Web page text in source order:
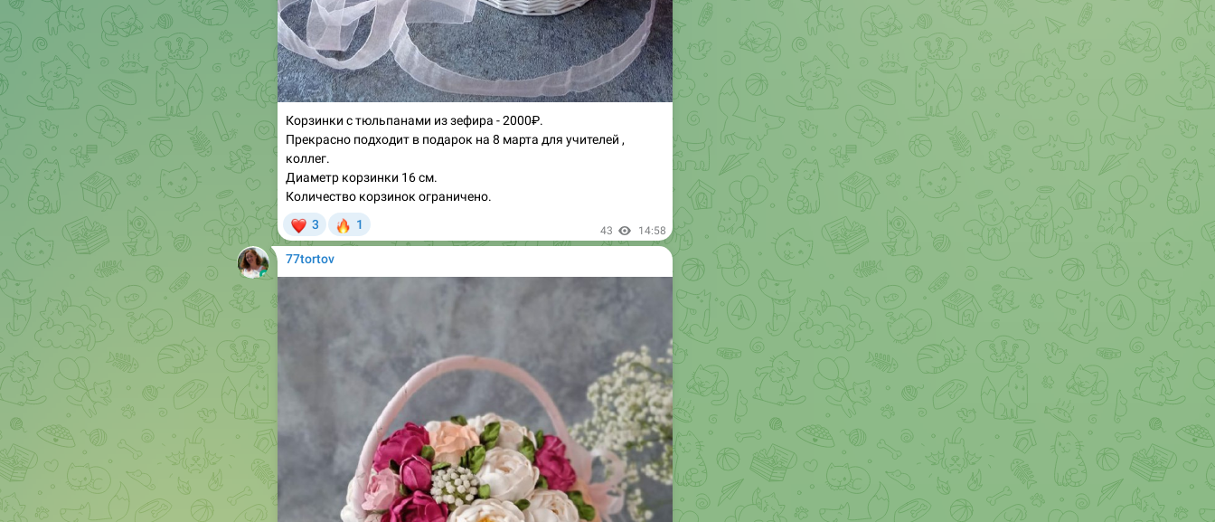
Корзинки с тюльпанами из зефира - 2000₽.
Прекрасно подходит в подарок на 8 марта для учителей ,
коллег.
Диаметр корзинки 16 см.
Количество корзинок ограничено.
❤
3
🔥
1
77tortov